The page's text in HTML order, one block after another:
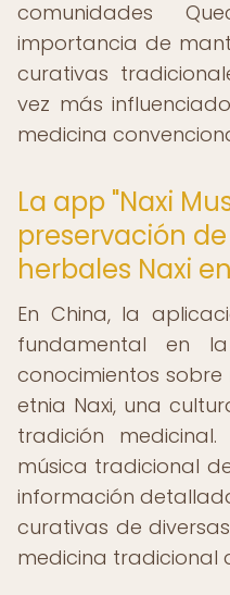
comunidades
importancia de
curativas
vez más
medicina
La app "Naxi
preservación
herbales Naxi
En China, la
fundamental en
conocimientos
etnia Naxi, una
tradición
música tradicional
información
curativas de
medicina tradicional